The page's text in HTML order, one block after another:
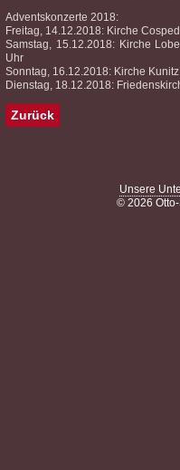
Adventskonzerte 2018:
Freitag, 14.12.2018: Kirche
Samstag, 15.12.2018: Kirche
Uhr
Sonntag, 16.12.2018: Kirche
Dienstag, 18.12.2018:
Zurück
Unsere
© 2026